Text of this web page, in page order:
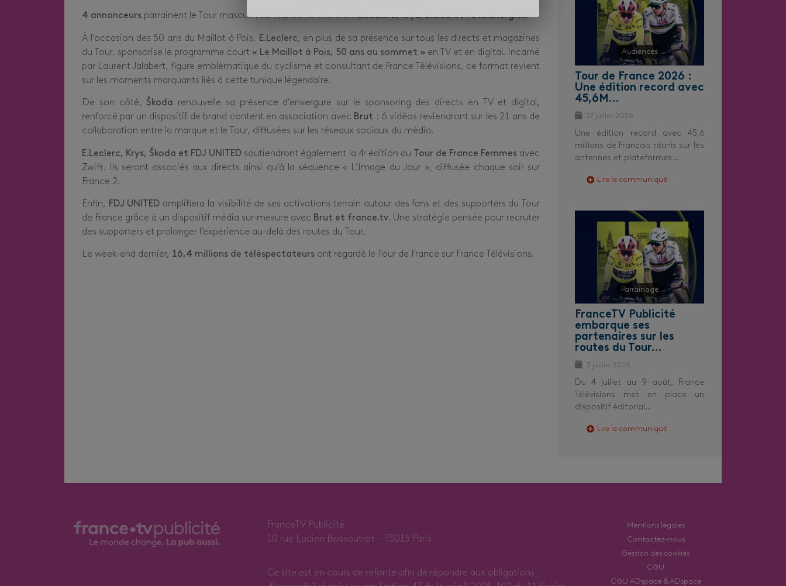
4 annonceurs parrainent le Tour masculin sur France Télévisions :E.Leclerc, Krys, Škoda et TotalEnergies.
À l’occasion des 50 ans du Maillot à Pois, E.Leclerc, en plus de sa présence sur tous les directs et magazines
du Tour, sponsorise le programme court « Le Maillot à Pois, 50 ans au sommet »en TV et en digital. Incarné
par Laurent Jalabert, figure emblématique du cyclisme et consultant de France Télévisions, ce format revient
sur les moments marquants liés à cette tunique légendaire.
De son côté, Škoda renouvelle sa présence d’envergure sur le sponsoring des directs en TV et digital,
renforcé par un dispositif de brand content en association avec Brut : 6 vidéos reviendront sur les 21 ans de
collaboration entre la marque et le Tour, diffusées sur les réseaux sociaux du média.
E.Leclerc, Krys, Škoda et FDJ UNITED soutiendront également la 4ᵉ édition du Tour de France Femmesavec
Zwift. Ils seront associés aux directs ainsi qu’à la séquence « L’Image du Jour », diffusée chaque soir sur
France 2.
Enfin, FDJ UNITED amplifiera la visibilité de ses activations terrain autour des fans et des supporters du Tour
de France grâce à un dispositif média sur-mesure avec Brut et france.tv. Une stratégie pensée pour recruter
des supporters et prolonger l’expérience au-delà des routes du Tour.
Le week-end dernier, 16,4 millions de téléspectateurs ont regardé le Tour de France sur France Télévisions.
Audiences
Tour de France 2026 :
Une édition record avec
45,6M…
27 juillet 2026
Une édition record avec 45,6
millions de Français réunis sur les
antennes et plateformes…
Lire le communiqué
Parrainage
FranceTV Publicité
embarque ses
partenaires sur les
routes du Tour…
3 juillet 2026
Du 4 juillet au 9 août, France
Télévisions met en place un
dispositif éditorial…
Lire le communiqué
FranceTV Publicité
10 rue Lucien Bossoutrot – 75015 Paris
Ce site est en cours de refonte afin de répondre aux obligations
Mentions légales
Contactez-nous
Gestion des cookies
CGU
CGU ADspace & ADspace